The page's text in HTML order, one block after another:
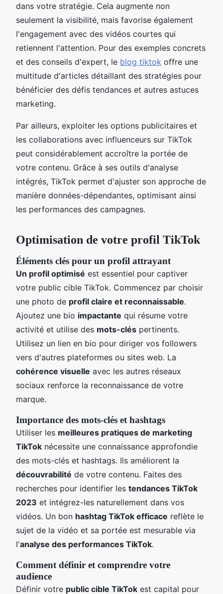
dans votre stratégie. Cela augmente non
seulement la visibilité, mais favorise également
l'engagement avec des vidéos courtes qui
retiennent l'attention. Pour des exemples concrets
et des conseils d'expert, le blog tiktok offre une
multitude d'articles détaillant des stratégies pour
bénéficier des défis tendances et autres astuces
marketing.
Par ailleurs, exploiter les options publicitaires et
les collaborations avec influenceurs sur TikTok
peut considérablement accroître la portée de
votre contenu. Grâce à ses outils d'analyse
intégrés, TikTok permet d'ajuster son approche de
manière données-dépendantes, optimisant ainsi
les performances des campagnes.
Optimisation de votre profil TikTok
Éléments clés pour un profil attrayant
Un profil optimisé est essentiel pour captiver
votre public cible TikTok. Commencez par choisir
une photo de profil claire et reconnaissable.
Ajoutez une bio impactante qui résume votre
activité et utilise des mots-clés pertinents.
Utilisez un lien en bio pour diriger vos followers
vers d'autres plateformes ou sites web. La
cohérence visuelle avec les autres réseaux
sociaux renforce la reconnaissance de votre
marque.
Importance des mots-clés et hashtags
Utiliser les meilleures pratiques de marketing
TikTok nécessite une connaissance approfondie
des mots-clés et hashtags. Ils améliorent la
découvrabilité de votre contenu. Faites des
recherches pour identifier les tendances TikTok
2023 et intégrez-les naturellement dans vos
vidéos. Un bon hashtag TikTok efficace reflète le
sujet de la vidéo et sa portée est mesurable via
l'analyse des performances TikTok.
Comment définir et comprendre votre
audience
Définir votre public cible TikTok est capital pour